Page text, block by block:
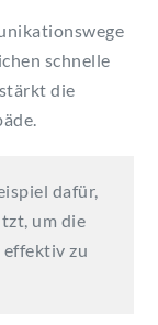
schnelle
die
dafür,
um die
zu